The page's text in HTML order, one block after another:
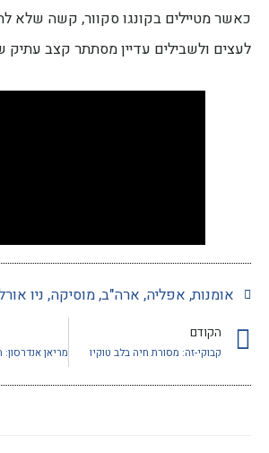
כאשר מטיילים בקונגו סקוור, קשה שלא
לעצים ולשבילים עדיין מסתתר קצב
אומנות, אפליה, ארה"ב,מוסיקה, ניו
הקודם
קבוקי-זה: מסורת חיה בלב טוקיו